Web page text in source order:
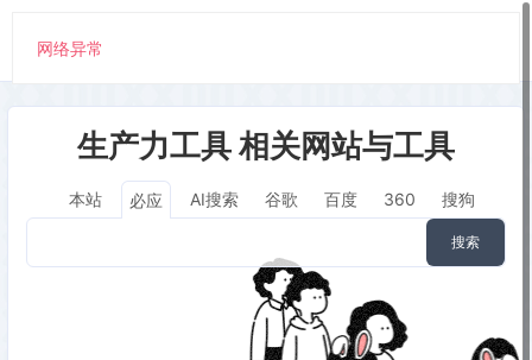
生产力工具 相关网站与工具
本站 必应 AI搜索 谷歌 百度 360 搜狗
搜索
网络异常